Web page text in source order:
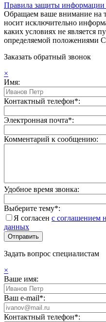
Правила защиты информации
Обращаем ваше внимание на
носит исключительно
каких условиях не является
определяемой положениями
Заказать обратный звонок
×
Имя:
Контактный телефон*:
Электронная почта*:
Комментарий к сообщению:
Удобное время звонка:
Выберите тему*:
Я согласен с соглашением
данных
Задать вопрос специалистам
×
Ваше имя:
Ваш e-mail*:
Контактный телефон*: